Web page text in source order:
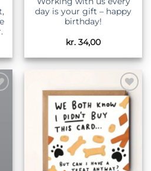
day is your gift – happy
birthday!
kr. 34,00
Tilføj til
ønskeliste